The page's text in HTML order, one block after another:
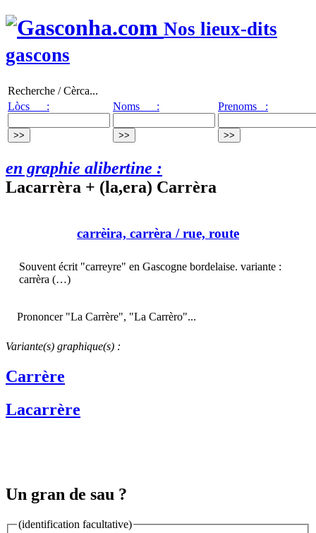
Nos lieux-dits
gascons
Recherche / Cèrca...
Lòcs :
Noms : Prenoms :
en graphie alibertine :
Lacarrèra + (la,era) Carrèra
carrèira, carrèra / rue, route
Souvent écrit "carreyre" en Gascogne bordelaise. variante :
carrèra (…)
Prononcer "La Carrère", "La Carrèro"...
Variante(s) graphique(s) :
Carrère
Lacarrère
Un gran de sau ?
(identification facultative)